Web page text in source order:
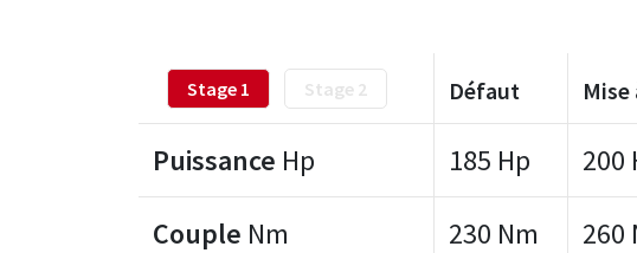
Stage 1 Stage 2 Défaut Mise
Puissance Hp 185 Hp 200
Couple Nm 230 Nm 260